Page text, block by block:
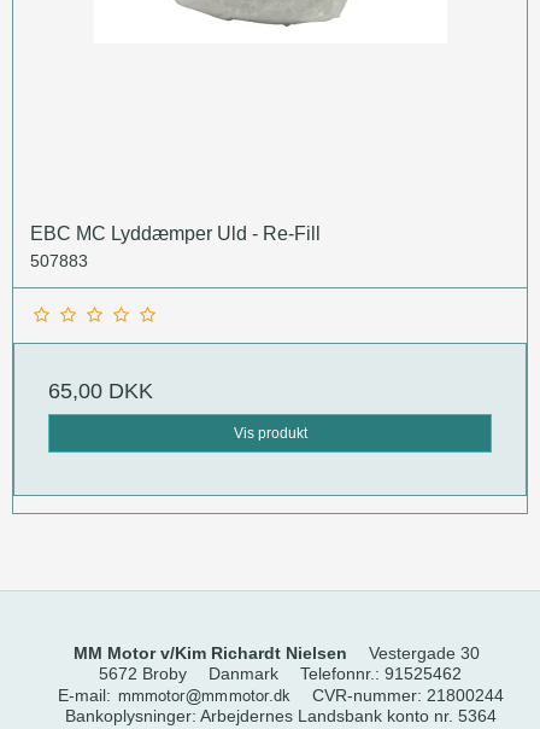
EBC MC Lyddæmper Uld - Re-Fill
507883
65,00 DKK
Vis produkt
MM Motor v/Kim Richardt Nielsen
Vestergade 30
5672 Broby
Danmark Telefonnr.: 91525462
E-mail: CVR-nummer: 21800244
Bankoplysninger: Arbejdernes Landsbank konto nr. 5364